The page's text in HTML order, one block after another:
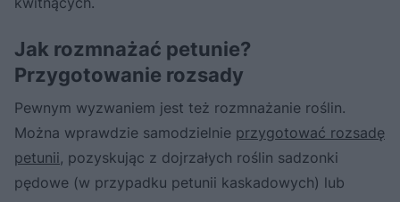
Jak rozmnażać petunie?
Przygotowanie rozsady
Pewnym wyzwaniem jest też rozmnażanie roślin.
Można wprawdzie samodzielnie przygotować rozsadę
petunii, pozyskując z dojrzałych roślin sadzonki
pędowe (w przypadku petunii kaskadowych) lub